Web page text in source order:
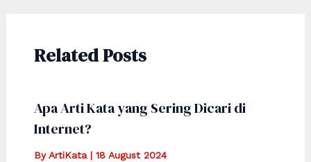
Related Posts
Apa Arti Kata yang Sering Dicari di
Internet?
ByArtiKata | 18 August 2024